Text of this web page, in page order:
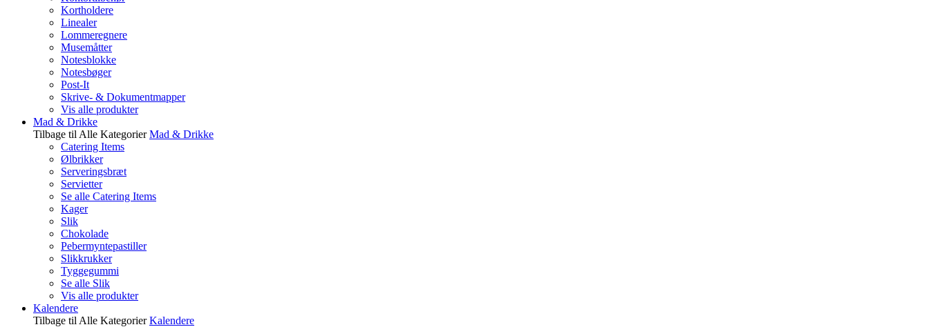
Kortholdere
Linealer
Lommeregnere
Musemåtter
Notesblokke
Notesbøger
Post-It
Skrive- & Dokumentmapper
Vis alle produkter
Mad & Drikke
Tilbage til Alle Kategorier Mad & Drikke
Catering Items
Ølbrikker
Serveringsbræt
Servietter
Se alle Catering Items
Kager
Slik
Chokolade
Pebermyntepastiller
Slikkrukker
Tyggegummi
Se alle Slik
Vis alle produkter
Kalendere
Tilbage til Alle Kategorier Kalendere